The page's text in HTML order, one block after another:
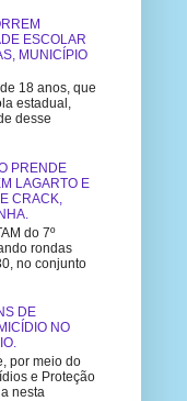
ESCOLAR
MUNICÍPIO
18 anos, que
estadual,
desse
PRENDE
LAGARTO E
CRACK,
do 7º
rondas
no conjunto
DE
NO
por meio do
e Proteção
nesta